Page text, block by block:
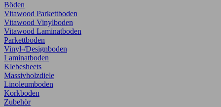
Böden
Vitawood Parkettboden
Vitawood Vinylboden
Vitawood Laminatboden
Parkettboden
Vinyl-/Designboden
Laminatboden
Klebesheets
Massivholzdiele
Linoleumboden
Korkboden
Zubehör